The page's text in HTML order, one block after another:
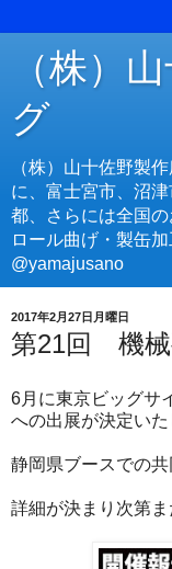
（株）
グ
（株）山十佐野製
に、富士宮市、沼
都、さらには全国
ロール曲げ・製缶
@yamajusano
2017年2月27日月曜日
第21回 機械
6月に東京ビッグサ
への出展が決定いた
静岡県ブースでの共
詳細が決まり次第ま